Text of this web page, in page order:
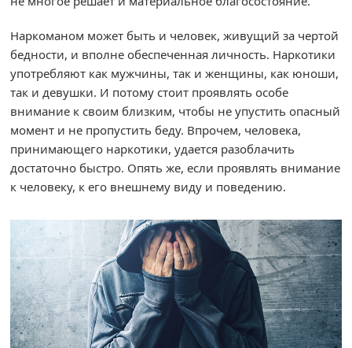
Наркоманом может быть и человек, живущий за чертой
бедности, и вполне обеспеченная личность. Наркотики
употребляют как мужчины, так и женщины, как юноши,
так и девушки. И потому стоит проявлять особе
внимание к своим близким, чтобы не упустить опасный
момент и не пропустить беду. Впрочем, человека,
принимающего наркотики, удается разоблачить
достаточно быстро. Опять же, если проявлять внимание
к человеку, к его внешнему виду и поведению.